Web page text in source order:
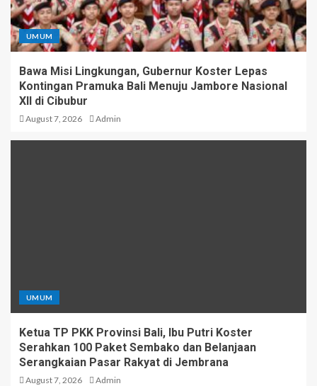
UMUM
Bawa Misi Lingkungan, Gubernur Koster Lepas
Kontingan Pramuka Bali Menuju Jambore Nasional
XII di Cibubur
August 7, 2026 Admin
UMUM
Ketua TP PKK Provinsi Bali, Ibu Putri Koster
Serahkan 100 Paket Sembako dan Belanjaan
Serangkaian Pasar Rakyat di Jembrana
August 7, 2026 Admin